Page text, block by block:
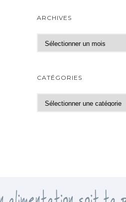
ARCHIVES
r
h
e
CATÉGORIES
a
e